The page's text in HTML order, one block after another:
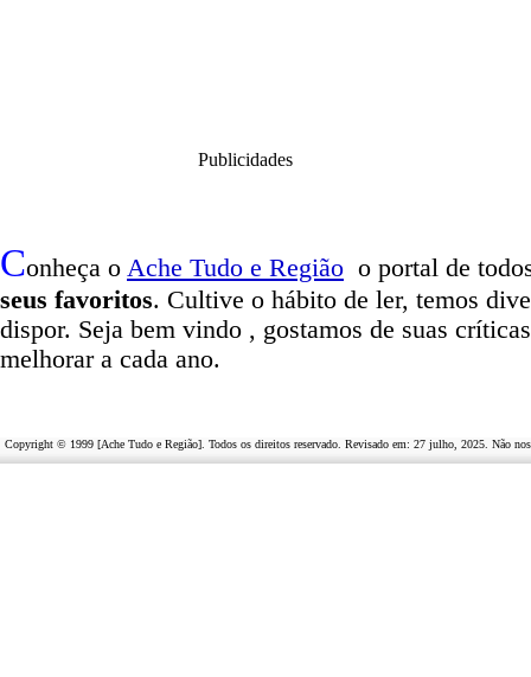
Publicidades
Conheça o Ache Tudo e Região o portal de
seus favoritos. Cultive o hábito de ler, temos
dispor. Seja bem vindo , gostamos de suas
melhorar a cada ano.
Copyright © 1999 [Ache Tudo e Região]. Todos os direitos reservado. Revisado em: 27 julho, 2025 . Não